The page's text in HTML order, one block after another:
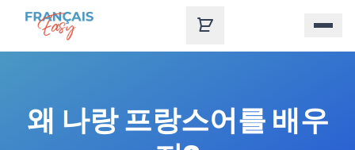
Skip to content
왜 나랑 프랑스어를 배우